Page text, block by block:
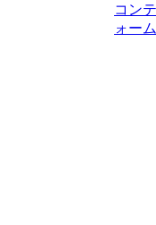
コン
ォーム